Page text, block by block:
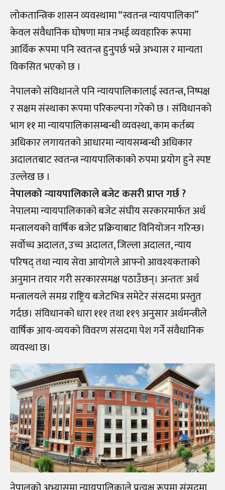
लोकतान्त्रिक शासन व्यवस्थामा “स्वतन्त्र न्यायपालिका”
केवल संवैधानिक घोषणा मात्र नभई व्यवहारिक रूपमा
आर्थिक रूपमा पनि स्वतन्त्र हुनुपर्छ भन्ने अभ्यास र मान्यता
विकसित भएको छ ।
नेपालको संविधानले पनि न्यायपालिकालाई स्वतन्त्र, निष्पक्ष
र सक्षम संस्थाका रूपमा परिकल्पना गरेको छ । संविधानको
भाग ११ मा न्यायपालिकासम्बन्धी व्यवस्था, काम कर्तब्य
अधिकार लगायतको आधारमा न्यायसम्बन्धी अधिकार
अदालतबाट स्वतन्त्र न्यायपालिकाको रुपमा प्रयोग हुने स्पष्ट
उल्लेख छ ।
नेपालको न्यायपालिकाले बजेट कसरी प्राप्त गर्छ ?
नेपालमा न्यायपालिकाको बजेट संघीय सरकारमार्फत अर्थ
मन्त्रालयको वार्षिक बजेट प्रक्रियाबाट विनियोजन गरिन्छ।
सर्वोच्च अदालत, उच्च अदालत, जिल्ला अदालत, न्याय
परिषद् तथा न्याय सेवा आयोगले आफ्नो आवश्यकताको
अनुमान तयार गरी सरकारसमक्ष पठाउँछन्। अन्ततः अर्थ
मन्त्रालयले समग्र राष्ट्रिय बजेटभित्र समेटेर संसदमा प्रस्तुत
गर्दछ। संविधानको धारा १११ तथा ११९ अनुसार अर्थमन्त्रीले
वार्षिक आय-व्ययको विवरण संसदमा पेश गर्ने संवैधानिक
व्यवस्था छ।